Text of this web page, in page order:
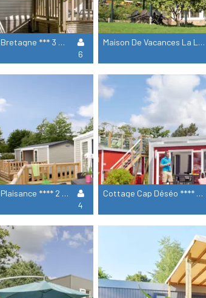
Cottage Bretagne *** 3 Chambres
6
Maison De Vacances La Longère **** 4 Chambres 2 Salles De Bain
Cottage Plaisance **** 2 Chambres
4
Cottage Cap Déséo **** 2 Chambres